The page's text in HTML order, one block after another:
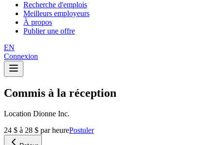
Recherche d'emplois
Meilleurs employeurs
À propos
Publier une offre
EN
Connexion
Commis à la réception
Location Dionne Inc.
24 $ à 28 $ par heurePostuler